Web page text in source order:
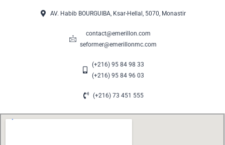
AV. Habib BOURGUIBA, Ksar-Hellal, 5070, Monastir
contact@emerillon.com
seformer@emerillonmc.com
(+216) 95 84 98 33
(+216) 95 84 96 03
(+216) 73 451 555